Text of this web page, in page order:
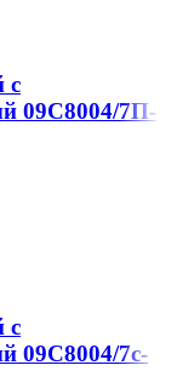
с
09С8004/7П-
с
09С8004/7с-